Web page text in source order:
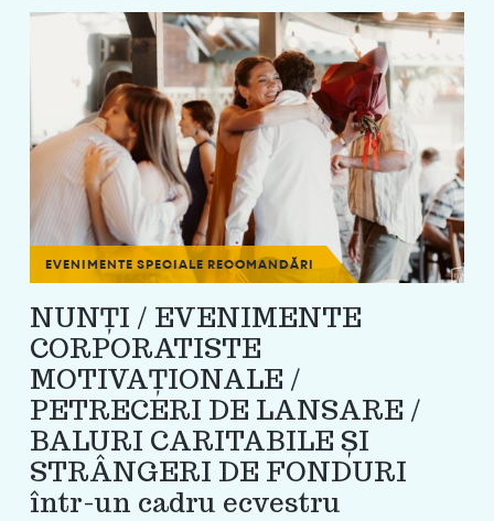
EVENIMENTE SPECIALE RECOMANDĂRI
NUNȚI / EVENIMENTE
CORPORATISTE
MOTIVAȚIONALE /
PETRECERI DE LANSARE /
BALURI CARITABILE ȘI
STRÂNGERI DE FONDURI
într-un cadru ecvestru